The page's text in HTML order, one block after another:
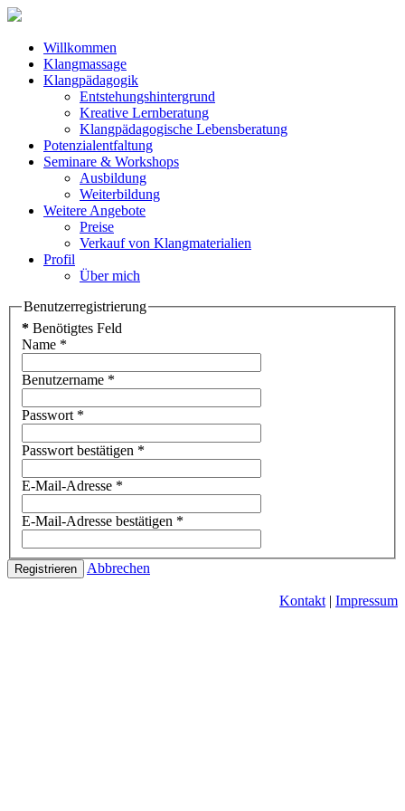
Willkommen
Klangmassage
Klangpädagogik
Entstehungshintergrund
Kreative Lernberatung
Klangpädagogische Lebensberatung
Potenzialentfaltung
Seminare & Workshops
Ausbildung
Weiterbildung
Weitere Angebote
Preise
Verkauf von Klangmaterialien
Profil
Über mich
Benutzerregistrierung
* Benötigtes Feld
Name *
Benutzername *
Passwort *
Passwort bestätigen *
E-Mail-Adresse *
E-Mail-Adresse bestätigen *
Registrieren Abbrechen
Kontakt | Impressum